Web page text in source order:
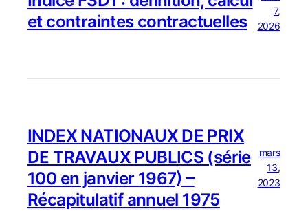
et contraintes contractuelles
7,
2026
INDEX NATIONAUX DE PRIX
DE TRAVAUX PUBLICS (série
100 en janvier 1967) –
Récapitulatif annuel 1975
mars
13,
2023